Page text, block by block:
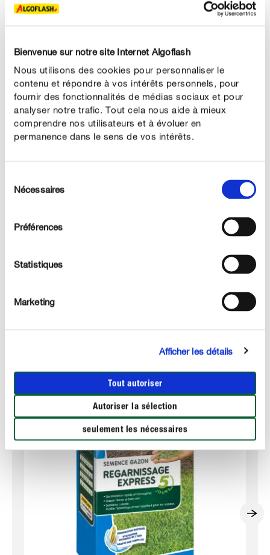
Bienvenue sur notre site Internet Algoflash
Nous utilisons des cookies pour personnaliser le
contenu et répondre à vos intérêts personnels, pour
fournir des fonctionnalités de médias sociaux et pour
analyser notre trafic. Tout cela nous aide à mieux
comprendre nos utilisateurs et à évoluer en
permanence dans le sens de vos intérêts.
duNécessaires
Préférences
Statistiques
Marketing
Afficher les détails
Tout autoriser
Autoriser la sélection
seulement les nécessaires
Bien que la scarification soit importante pour maintenir
un gazon sain, le défeutrage laisse malheureusement
souvent derrière lui des zones dégarnies inesthétiques et
des racines de graminées légèrement endommagées.
Nous recommandons d’utiliser un mélange de
semences pour régénérer rapidement le gazon et réparer
Débarrassez le gazon des pierres et de tous les résidus
uniformément le produit à la main, ratissez et tassez
légèrement. Semez un peu au-delà de la surface à
regarnir pour obtenir une transition invisible depuis le
gazon existant. Puis arrosez le gazon régulièrement et
maintenus humides en permanence.